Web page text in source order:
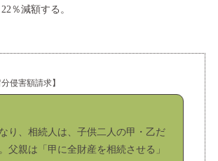
％減額する。
分侵害額請求】
り、相続人は、子供二人の甲・乙だ
父親は「甲に全財産を相続させる」